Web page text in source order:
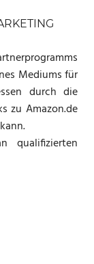
Mediums für
durch die
zu Amazon.de
qualifizierten